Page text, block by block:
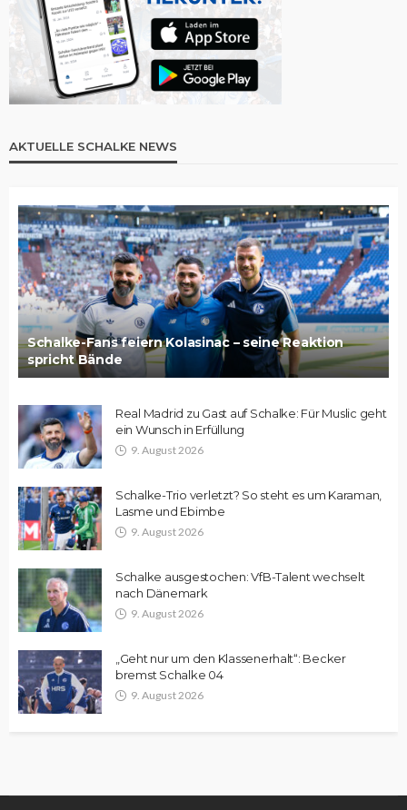
AKTUELLE SCHALKE NEWS
Schalke-Fans feiern Kolasinac – seine Reaktion
spricht Bände
Real Madrid zu Gast auf Schalke: Für Muslic geht
ein Wunsch in Erfüllung
9. August 2026
Schalke-Trio verletzt? So steht es um Karaman,
Lasme und Ebimbe
9. August 2026
Schalke ausgestochen: VfB-Talent wechselt
nach Dänemark
9. August 2026
„Geht nur um den Klassenerhalt“: Becker
bremst Schalke 04
9. August 2026